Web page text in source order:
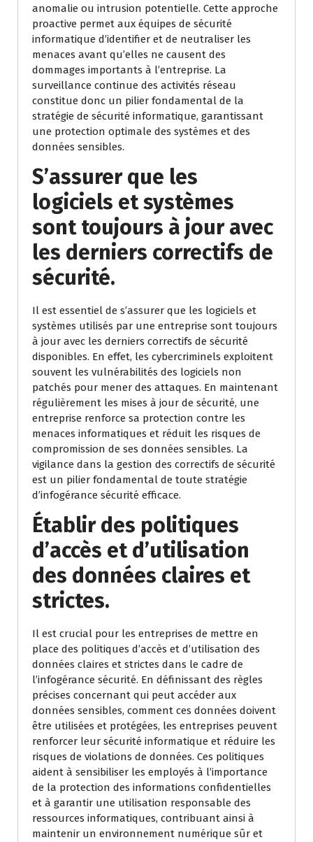
anomalie ou intrusion potentielle. Cette approche
proactive permet aux équipes de sécurité
informatique d’identifier et de neutraliser les
menaces avant qu’elles ne causent des
dommages importants à l’entreprise. La
surveillance continue des activités réseau
constitue donc un pilier fondamental de la
stratégie de sécurité informatique, garantissant
une protection optimale des systèmes et des
données sensibles.
S’assurer que les
logiciels et systèmes
sont toujours à jour avec
les derniers correctifs de
sécurité.
Il est essentiel de s’assurer que les logiciels et
systèmes utilisés par une entreprise sont toujours
à jour avec les derniers correctifs de sécurité
disponibles. En effet, les cybercriminels exploitent
souvent les vulnérabilités des logiciels non
patchés pour mener des attaques. En maintenant
régulièrement les mises à jour de sécurité, une
entreprise renforce sa protection contre les
menaces informatiques et réduit les risques de
compromission de ses données sensibles. La
vigilance dans la gestion des correctifs de sécurité
est un pilier fondamental de toute stratégie
d’infogérance sécurité efficace.
Établir des politiques
d’accès et d’utilisation
des données claires et
strictes.
Il est crucial pour les entreprises de mettre en
place des politiques d’accès et d’utilisation des
données claires et strictes dans le cadre de
l’infogérance sécurité. En définissant des règles
précises concernant qui peut accéder aux
données sensibles, comment ces données doivent
être utilisées et protégées, les entreprises peuvent
renforcer leur sécurité informatique et réduire les
risques de violations de données. Ces politiques
aident à sensibiliser les employés à l’importance
de la protection des informations confidentielles
et à garantir une utilisation responsable des
ressources informatiques, contribuant ainsi à
maintenir un environnement numérique sûr et